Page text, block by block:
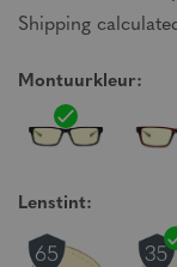
Shipping
Montuurkleur:
Lenstint: